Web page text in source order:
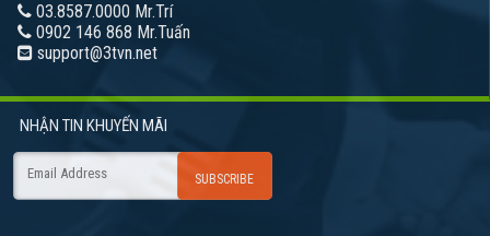
03.8587.0000 Mr.Trí
0902 146 868 Mr.Tuấn
support@3tvn.net
NHẬN TIN KHUYẾN MÃI